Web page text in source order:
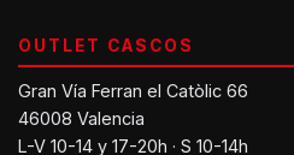
OUTLET CASCOS
Gran Vía Ferran el Catòlic 66
46008 Valencia
L-V 10-14 y 17-20h · S 10-14h